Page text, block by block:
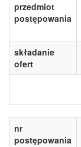
przedmiot
postępowania
składanie
ofert
nr
postępowania